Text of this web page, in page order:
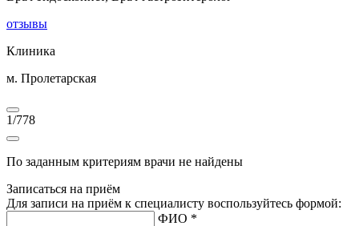
отзывы
Клиника
м. Пролетарская
1/778
По заданным критериям врачи не найдены
Записаться на приём
Для записи на приём к специалисту воспользуйтесь формой:
ФИО *